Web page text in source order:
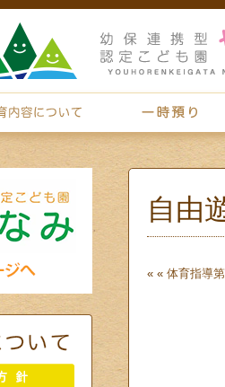
自由
« « 体育指導